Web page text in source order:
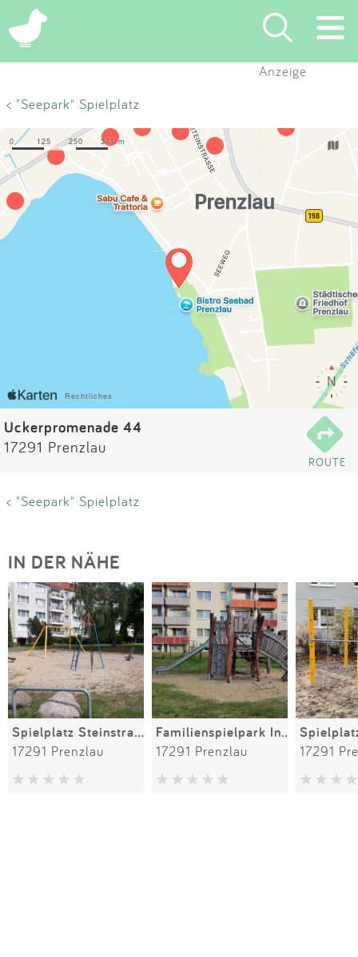
×
Eintragen
App
Partner
Kontakt
Impressum
Anmelden
Anzeige
< "Seepark" Spielplatz
Uckerpromenade 44
17291 Prenzlau
ROUTE
< "Seepark" Spielplatz
IN DER NÄHE
Spielplatz Steinstraße/Baustraße
17291 Prenzlau
Familienspielpark Innenhof Rewe
17291 Prenzlau 17291